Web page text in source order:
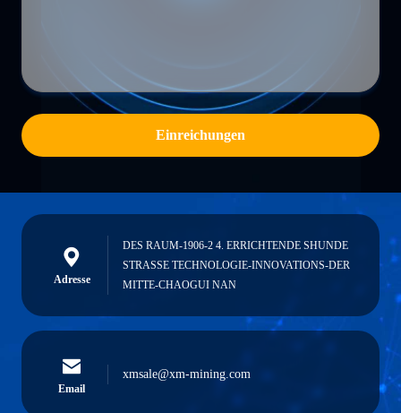
Einreichungen
Adresse
DES RAUM-1906-2 4. ERRICHTENDE SHUNDE
STRASSE TECHNOLOGIE-INNOVATIONS-DER
MITTE-CHAOGUI NAN
Email
xmsale@xm-mining.com